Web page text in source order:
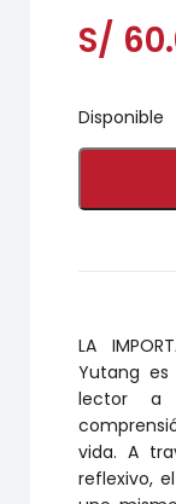
S/
Disponible
LA
DE
LA
Yutang
lector a
vida. A
reflexivo,